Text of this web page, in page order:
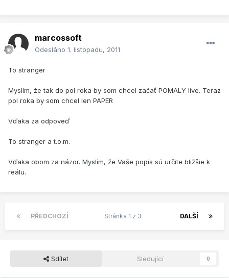
marcossoft
Odesláno 1. listopadu, 2011
To stranger
Myslím, že tak do pol roka by som chcel začať POMALY live. Teraz
pol roka by som chcel len PAPER
Vďaka za odpoveď
To stranger a t.o.m.
Vďaka obom za názor. Myslím, že Vaše popis sú určite bližšie k
reálu.
PŘEDCHOZÍ DALŠÍ
Stránka 1 z 3
Sdílet Sledující 0